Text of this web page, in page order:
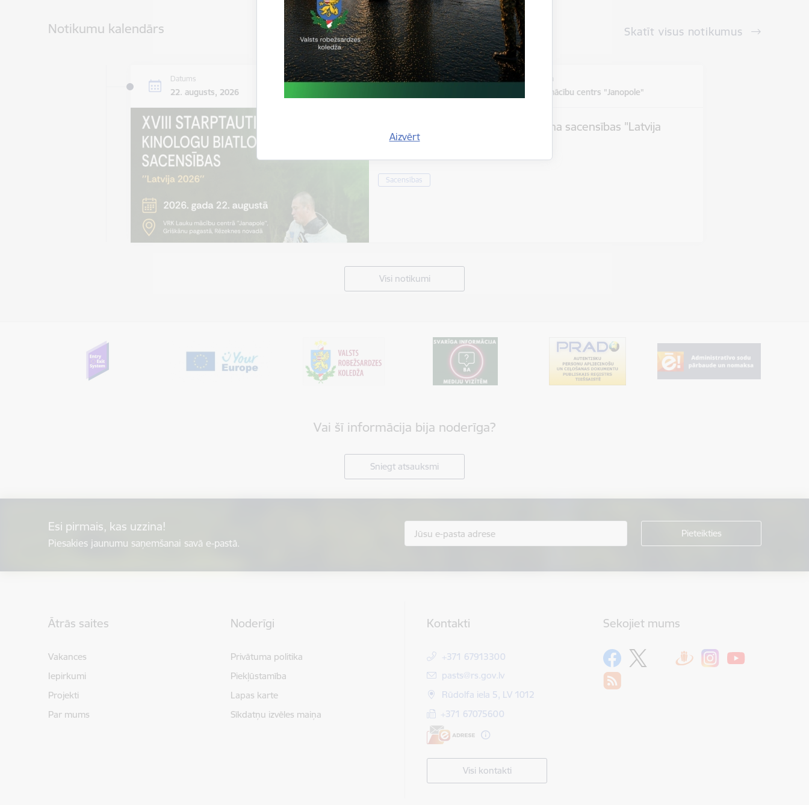
Aizvērt
Notikumu kalendārs Skatīt visus notikumus
Datums
22. augusts, 2026
Laiks Atrašanās vieta
VRK Lauku mācību centrs "Janopole"
XVIII starptautisko kinologu biatlona sacensības "Latvija
2026"
Sacensības
Visi notikumi
Vai šī informācija bija noderīga?
Sniegt atsauksmi
Esi pirmais, kas uzzina!
Piesakies jaunumu saņemšanai savā e-pastā.
Ātrās saites
Vakances
Iepirkumi
Projekti
Par mums
Noderīgi
Privātuma politika
Piekļūstamība
Lapas karte
Sīkdatņu izvēles maiņa
Kontakti
+371 67913300
E-pasts:
pasts@rs.gov.lv
Rūdolfa iela 5, LV 1012
+371 67075600
Visi kontakti
Sekojiet mums